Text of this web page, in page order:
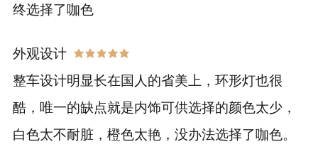
终选择了咖色
外观设计
整车设计明显长在国人的省美上，环形灯也很
酷，唯一的缺点就是内饰可供选择的颜色太少，
白色太不耐脏，橙色太艳，没办法选择了咖色。